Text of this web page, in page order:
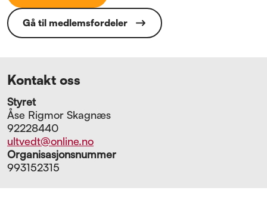
Gå til medlemsfordeler
Kontakt oss
Styret
Åse Rigmor Skagnæs
92228440
ultvedt@online.no
Organisasjonsnummer
993152315